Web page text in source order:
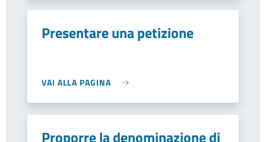
Presentare una petizione
VAI ALLA PAGINA
Proporre la denominazione di